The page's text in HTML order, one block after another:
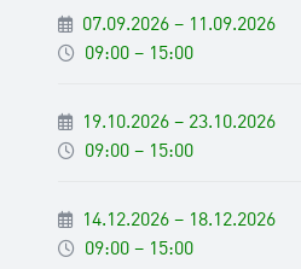
07.09.2026 – 11.09.2026
09:00 – 15:00
19.10.2026 – 23.10.2026
09:00 – 15:00
14.12.2026 – 18.12.2026
09:00 – 15:00